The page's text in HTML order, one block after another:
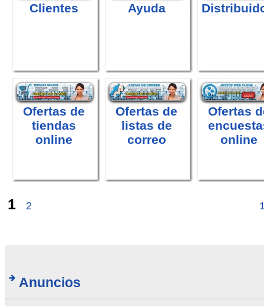
Clientes Ayuda
Ofertas de
tiendas
online
Ofertas de
listas de
correo
Ofertas
online
1 2
Anuncios